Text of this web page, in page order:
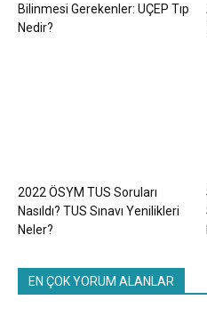
Bilinmesi Gerekenler: UÇEP Tıp
Nedir?
2022 ÖSYM TUS Soruları
Nasıldı? TUS Sınavı Yenilikleri
Neler?
EN ÇOK YORUM ALANLAR